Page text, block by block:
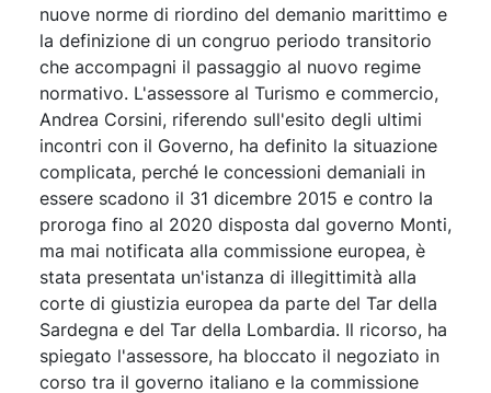
nuove norme di riordino del demanio marittimo e
la definizione di un congruo periodo transitorio
che accompagni il passaggio al nuovo regime
normativo. L'assessore al Turismo e commercio,
Andrea Corsini, riferendo sull'esito degli ultimi
incontri con il Governo, ha definito la situazione
complicata, perché le concessioni demaniali in
essere scadono il 31 dicembre 2015 e contro la
proroga fino al 2020 disposta dal governo Monti,
ma mai notificata alla commissione europea, è
stata presentata un'istanza di illegittimità alla
corte di giustizia europea da parte del Tar della
Sardegna e del Tar della Lombardia. Il ricorso, ha
spiegato l'assessore, ha bloccato il negoziato in
corso tra il governo italiano e la commissione